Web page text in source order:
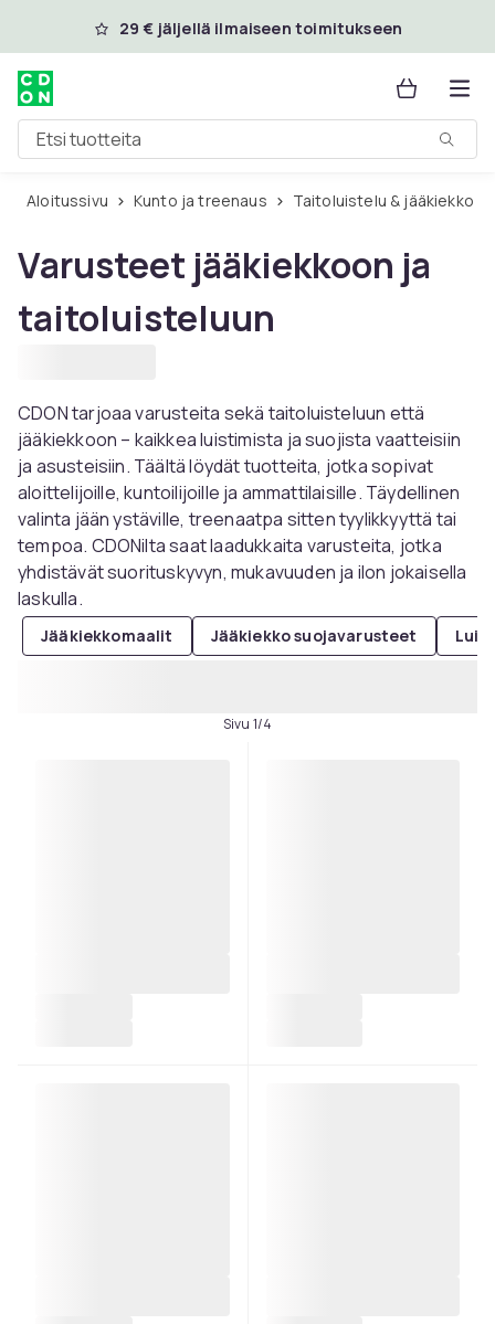
Ohita ja siirry pääsisältöön
29 € jäljellä ilmaiseen toimitukseen
Etsi tuotteita
Aloitussivu Kunto ja treenaus Taitoluistelu & jääkiekko
Varusteet jääkiekkoon ja
taitoluisteluun
CDON tarjoaa varusteita sekä taitoluisteluun että
jääkiekkoon – kaikkea luistimista ja suojista vaatteisiin
ja asusteisiin. Täältä löydät tuotteita, jotka sopivat
aloittelijoille, kuntoilijoille ja ammattilaisille. Täydellinen
valinta jään ystäville, treenaatpa sitten tyylikkyyttä tai
tempoa. CDONilta saat laadukkaita varusteita, jotka
yhdistävät suorituskyvyn, mukavuuden ja ilon jokaisella
laskulla.
Jääkiekkomaalit Jääkiekko suojavarusteet
Sivu 1/4